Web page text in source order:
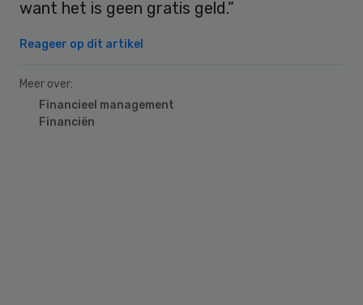
want het is geen gratis geld.”
Reageer op dit artikel
Meer over:
Financieel management
Financiën